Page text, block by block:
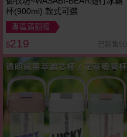
杯(900ml) 款式可選
專區滿額贈
$219 已銷售50